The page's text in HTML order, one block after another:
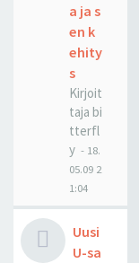
a ja s
en k
ehity
s
Kirjoit
taja bi
tterfl
y - 18.
05.09 2
1:04
Uusi
U-sa